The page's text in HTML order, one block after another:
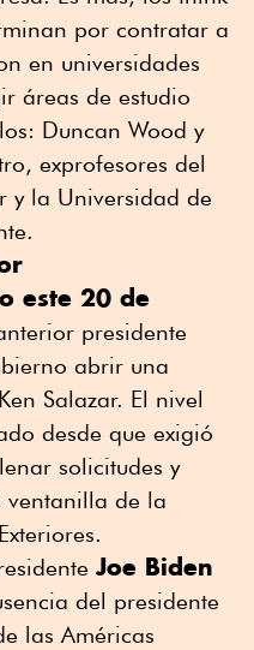
por contratar a
en universidades
áreas de estudio
Duncan Wood y
exprofesores del
y la Universidad de
este 20 de
presidente
abrir una
Salazar. El nivel
desde que exigió
solicitudes y
ventanilla de la
Joe Biden
del presidente
las Américas